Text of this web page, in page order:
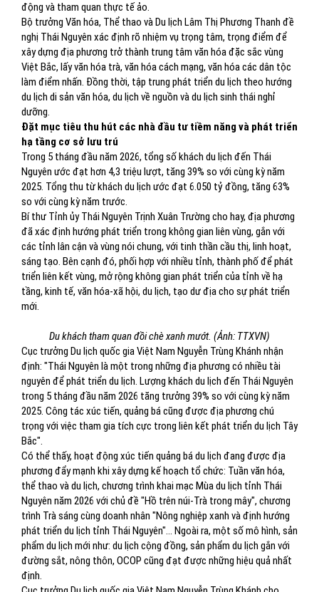
động và tham quan thực tế ảo.
Bộ trưởng Văn hóa, Thể thao và Du lịch Lâm Thị Phương Thanh đề
nghị Thái Nguyên xác định rõ nhiệm vụ trọng tâm, trọng điểm để
xây dựng địa phương trở thành trung tâm văn hóa đặc sắc vùng
Việt Bắc, lấy văn hóa trà, văn hóa cách mạng, văn hóa các dân tộc
làm điểm nhấn. Đồng thời, tập trung phát triển du lịch theo hướng
du lịch di sản văn hóa, du lịch về nguồn và du lịch sinh thái nghỉ
dưỡng.
Đặt mục tiêu thu hút các nhà đầu tư tiềm năng và phát triển
hạ tầng cơ sở lưu trú
Trong 5 tháng đầu năm 2026, tổng số khách du lịch đến Thái
Nguyên ước đạt hơn 4,3 triệu lượt, tăng 39% so với cùng kỳ năm
2025. Tổng thu từ khách du lịch ước đạt 6.050 tỷ đồng, tăng 63%
so với cùng kỳ năm trước.
Bí thư Tỉnh ủy Thái Nguyên Trịnh Xuân Trường cho hay, địa phương
đã xác định hướng phát triển trong không gian liên vùng, gắn với
các tỉnh lân cận và vùng nói chung, với tinh thần cầu thị, linh hoạt,
sáng tạo. Bên cạnh đó, phối hợp với nhiều tỉnh, thành phố để phát
triển liên kết vùng, mở rộng không gian phát triển của tỉnh về hạ
tầng, kinh tế, văn hóa-xã hội, du lịch, tạo dư địa cho sự phát triển
mới.
Du khách tham quan đồi chè xanh mướt. (Ảnh: TTXVN)
Cục trưởng Du lịch quốc gia Việt Nam Nguyễn Trùng Khánh nhận
định: "Thái Nguyên là một trong những địa phương có nhiều tài
nguyên để phát triển du lịch. Lượng khách du lịch đến Thái Nguyên
trong 5 tháng đầu năm 2026 tăng trưởng 39% so với cùng kỳ năm
2025. Công tác xúc tiến, quảng bá cũng được địa phương chú
trọng với việc tham gia tích cực trong liên kết phát triển du lịch Tây
Bắc".
Có thể thấy, hoạt động xúc tiến quảng bá du lịch đang được địa
phương đẩy mạnh khi xây dựng kế hoạch tổ chức: Tuần văn hóa,
thể thao và du lịch, chương trình khai mạc Mùa du lịch tỉnh Thái
Nguyên năm 2026 với chủ đề "Hồ trên núi-Trà trong mây", chương
trình Trà sáng cùng doanh nhân "Nông nghiệp xanh và định hướng
phát triển du lịch tỉnh Thái Nguyên"… Ngoài ra, một số mô hình, sản
phẩm du lịch mới như: du lịch cộng đồng, sản phẩm du lịch gắn với
đường sắt, nông thôn, OCOP cũng đạt được những hiệu quả nhất
định.